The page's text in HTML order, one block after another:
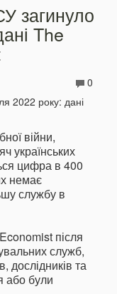
загинуло
The
0
війни,
українських
цифра в 400
немає
службу в
після
служб,
дослідників та
або були